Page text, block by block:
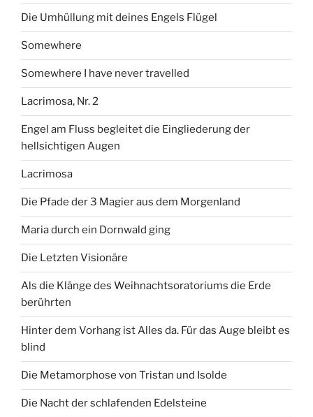
Die Umhüllung mit deines Engels Flügel
Somewhere
Somewhere I have never travelled
Lacrimosa, Nr. 2
Engel am Fluss begleitet die Eingliederung der
hellsichtigen Augen
Lacrimosa
Die Pfade der 3 Magier aus dem Morgenland
Maria durch ein Dornwald ging
Die Letzten Visionäre
Als die Klänge des Weihnachtsoratoriums die Erde
berührten
Hinter dem Vorhang ist Alles da. Für das Auge bleibt es
blind
Die Metamorphose von Tristan und Isolde
Die Nacht der schlafenden Edelsteine